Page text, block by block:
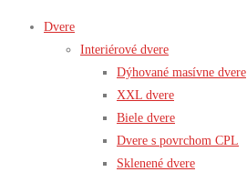
Dvere
Interiérové dvere
Dýhované masívne dvere
XXL dvere
Biele dvere
Dvere s povrchom CPL
Sklenené dvere